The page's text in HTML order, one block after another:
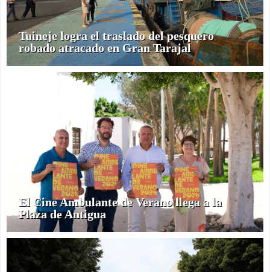
Tuineje logra el traslado del pesquero
robado atracado en Gran Tarajal
El Cine Ambulante de Verano llega a la
Plaza de Antigua